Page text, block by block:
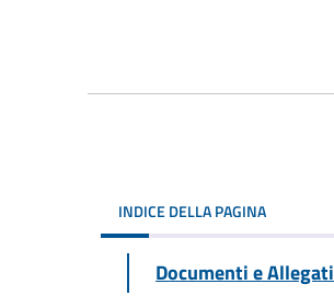
INDICE DELLA PAGINA
Documenti e Allegati